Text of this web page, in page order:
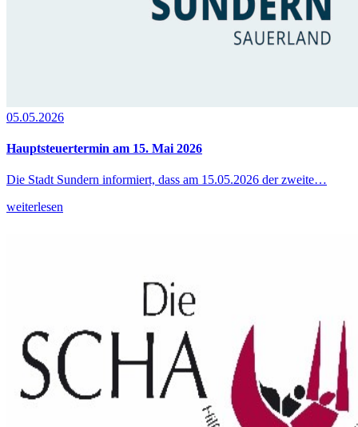
05.05.2026
Hauptsteuertermin am 15. Mai 2026
Die Stadt Sundern informiert, dass am 15.05.2026 der zweite…
weiterlesen